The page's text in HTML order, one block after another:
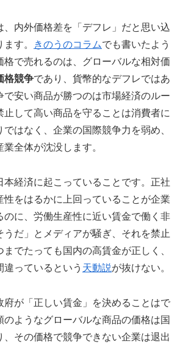
、内外価格差を「デフレ」だと思い込
す。
きのうのコラムでも書いたよう
格で売れるのは、グローバルな相対価
格競争であり、貨幣的なデフレではあ
で安い商品が勝つのは市場経済のルー
止して高い商品を守ることは消費者に
はなく、企業の国際競争力を弱め、
全体が沈没します。
本経済に起こっていることです。正社
性をはるかに上回っていることが企業
のに、労働生産性に近い賃金で働く非
うだ」とメディアが騒ぎ、それを禁止
までたっても国内の高賃金が正しく、
っているという 天動説が抜けない。
府が「正しい賃金」を決めることはで
のようなグローバルな商品の価格は国
、その価格で競争できない企業は退出